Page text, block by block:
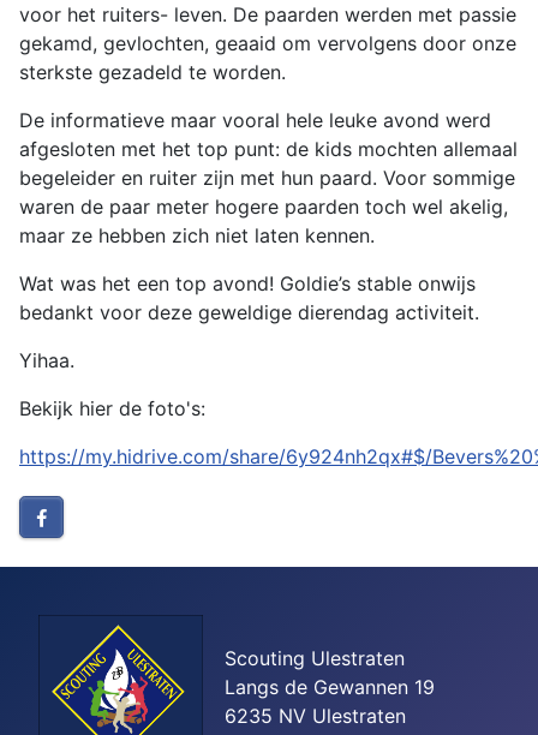
voor het ruiters- leven. De paarden werden met passie
gekamd, gevlochten, geaaid om vervolgens door onze
sterkste gezadeld te worden.
De informatieve maar vooral hele leuke avond werd
afgesloten met het top punt: de kids mochten allemaal
begeleider en ruiter zijn met hun paard. Voor sommige
waren de paar meter hogere paarden toch wel akelig,
maar ze hebben zich niet laten kennen.
Wat was het een top avond! Goldie’s stable onwijs
bedankt voor deze geweldige dierendag activiteit.
Yihaa.
Bekijk hier de foto's:
https://my.hidrive.com/share/6y924nh2qx#$/
Scouting Ulestraten
Langs de Gewannen 19
6235 NV Ulestraten